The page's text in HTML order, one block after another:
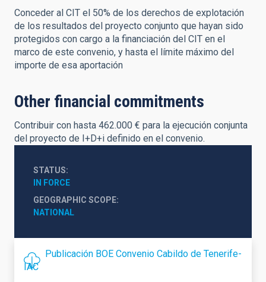
Conceder al CIT el 50% de los derechos de explotación
de los resultados del proyecto conjunto que hayan sido
protegidos con cargo a la financiación del CIT en el
marco de este convenio, y hasta el límite máximo del
importe de esa aportación
Other financial commitments
Contribuir con hasta 462.000 € para la ejecución conjunta
del proyecto de I+D+i definido en el convenio.
STATUS
IN FORCE
GEOGRAPHIC SCOPE
NATIONAL
Publicación BOE Convenio Cabildo de Tenerife-
IAC